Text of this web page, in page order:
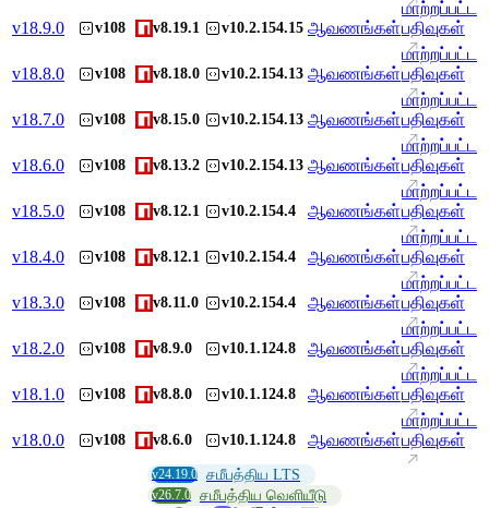
v18.9.0 v108 v8.19.1 v10.2.154.15 ஆவணங்கள்
மாற்றப்பட்ட
பதிவுகள்
v18.8.0 v108 v8.18.0 v10.2.154.13 ஆவணங்கள்
மாற்றப்பட்ட
பதிவுகள்
v18.7.0 v108 v8.15.0 v10.2.154.13 ஆவணங்கள்
மாற்றப்பட்ட
பதிவுகள்
v18.6.0 v108 v8.13.2 v10.2.154.13 ஆவணங்கள்
மாற்றப்பட்ட
பதிவுகள்
v18.5.0 v108 v8.12.1 v10.2.154.4 ஆவணங்கள்
மாற்றப்பட்ட
பதிவுகள்
v18.4.0 v108 v8.12.1 v10.2.154.4 ஆவணங்கள்
மாற்றப்பட்ட
பதிவுகள்
v18.3.0 v108 v8.11.0 v10.2.154.4 ஆவணங்கள்
மாற்றப்பட்ட
பதிவுகள்
v18.2.0 v108 v8.9.0 v10.1.124.8 ஆவணங்கள்
மாற்றப்பட்ட
பதிவுகள்
v18.1.0 v108 v8.8.0 v10.1.124.8 ஆவணங்கள்
மாற்றப்பட்ட
பதிவுகள்
v18.0.0 v108 v8.6.0 v10.1.124.8 ஆவணங்கள்
மாற்றப்பட்ட
பதிவுகள்
v24.19.0 சமீபத்திய LTS
v26.7.0 சமீபத்திய வெளியீடு